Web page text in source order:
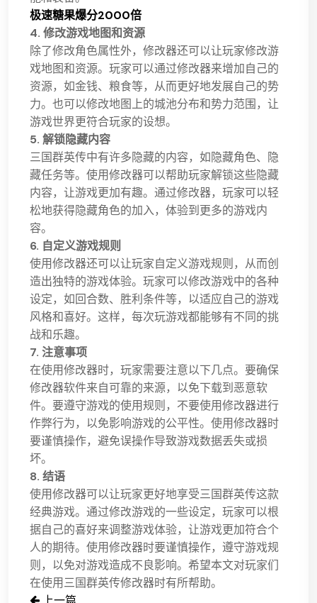
极速糖果爆分2000倍
4. 修改游戏地图和资源
除了修改角色属性外，修改器还可以让玩家修改游
戏地图和资源。玩家可以通过修改器来增加自己的
资源，如金钱、粮食等，从而更好地发展自己的势
力。也可以修改地图上的城池分布和势力范围，让
游戏世界更符合玩家的设想。
5. 解锁隐藏内容
三国群英传中有许多隐藏的内容，如隐藏角色、隐
藏任务等。使用修改器可以帮助玩家解锁这些隐藏
内容，让游戏更加有趣。通过修改器，玩家可以轻
松地获得隐藏角色的加入，体验到更多的游戏内
容。
6. 自定义游戏规则
使用修改器还可以让玩家自定义游戏规则，从而创
造出独特的游戏体验。玩家可以修改游戏中的各种
设定，如回合数、胜利条件等，以适应自己的游戏
风格和喜好。这样，每次玩游戏都能够有不同的挑
战和乐趣。
7. 注意事项
在使用修改器时，玩家需要注意以下几点。要确保
修改器软件来自可靠的来源，以免下载到恶意软
件。要遵守游戏的使用规则，不要使用修改器进行
作弊行为，以免影响游戏的公平性。使用修改器时
要谨慎操作，避免误操作导致游戏数据丢失或损
坏。
8. 结语
使用修改器可以让玩家更好地享受三国群英传这款
经典游戏。通过修改游戏的一些设定，玩家可以根
据自己的喜好来调整游戏体验，让游戏更加符合个
人的期待。使用修改器时要谨慎操作，遵守游戏规
则，以免对游戏造成不良影响。希望本文对玩家们
在使用三国群英传修改器时有所帮助。